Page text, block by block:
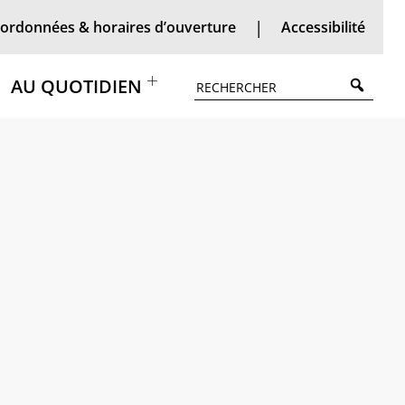
& horaires d’ouverture Accessibilité
AU QUOTIDIEN